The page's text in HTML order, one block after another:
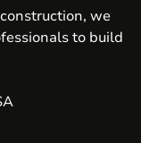
we
to build